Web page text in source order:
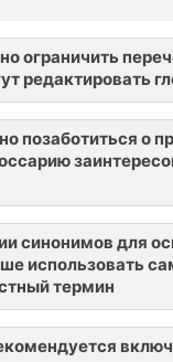
ограничить
редактировать
позаботиться о
синонимов для
использовать
термин